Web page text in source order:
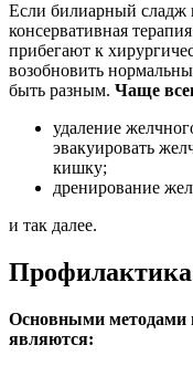
Если билиарный сладж
консервативная
прибегают к
возобновить
быть разным. Чаще
удаление
эвакуировать
кишку;
дренирование
и так далее.
Профилактика
Основными методами
являются: